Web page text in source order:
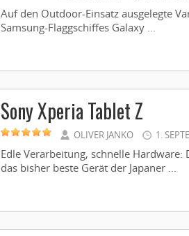
Auf den Outdoor-Einsatz ausgelegte
Samsung-Flaggschiffes Galaxy ...
Sony Xperia Tablet Z
OLIVER JANKO 1.
Edle Verarbeitung, schnelle Hardware:
das bisher beste Gerät der Japaner ...